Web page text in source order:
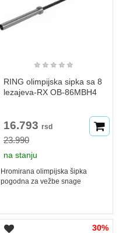
★ ★ ★ ★ ★
RING olimpijska sipka sa 8
lezajeva-RX OB-86MBH4
16.793 rsd
23.990
na stanju
Hromirana olimpijska šipka
pogodna za vežbe snage
30%